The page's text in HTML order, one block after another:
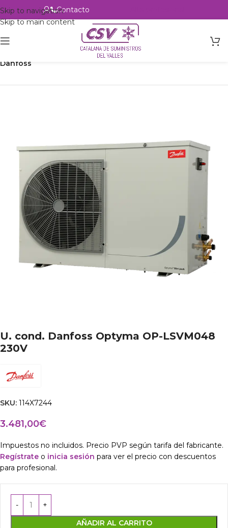
Skip to navigation
Skip to main content
Contacto
Refrigeración Unidades Condensadoras
Danfoss
U. cond. Danfoss Optyma OP-LSVM048
230V
SKU: 114X7244
3.481,00€
Impuestos no incluidos. Precio PVP según tarifa del fabricante.
Regístrate o inicia sesión para ver el precio con descuentos
para profesional.
AÑADIR AL CARRITO